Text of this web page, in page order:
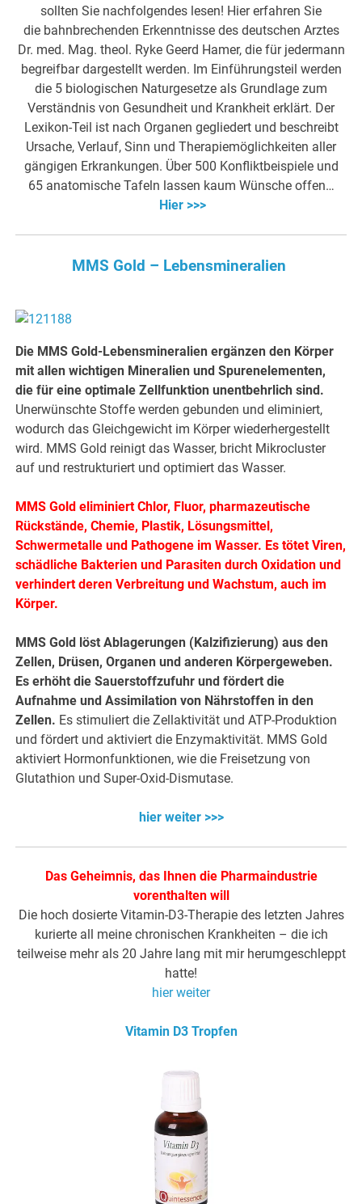
sollten Sie nachfolgendes lesen! Hier erfahren Sie
die bahnbrechenden Erkenntnisse des deutschen Arztes
Dr. med. Mag. theol. Ryke Geerd Hamer, die für jedermann
begreifbar dargestellt werden. Im Einführungsteil werden
die 5 biologischen Naturgesetze als Grundlage zum
Verständnis von Gesundheit und Krankheit erklärt. Der
Lexikon-Teil ist nach Organen gegliedert und beschreibt
Ursache, Verlauf, Sinn und Therapiemöglichkeiten aller
gängigen Erkrankungen. Über 500 Konfliktbeispiele und
65 anatomische Tafeln lassen kaum Wünsche offen…
Hier >>>
MMS Gold – Lebensmineralien
Die MMS Gold-Lebensmineralien ergänzen den Körper
mit allen wichtigen Mineralien und Spurenelementen,
die für eine optimale Zellfunktion unentbehrlich sind.
Unerwünschte Stoffe werden gebunden und eliminiert,
wodurch das Gleichgewicht im Körper wiederhergestellt
wird. MMS Gold reinigt das Wasser, bricht Mikrocluster
auf und restrukturiert und optimiert das Wasser.
MMS Gold eliminiert Chlor, Fluor, pharmazeutische
Rückstände, Chemie, Plastik, Lösungsmittel,
Schwermetalle und Pathogene im Wasser. Es tötet Viren,
schädliche Bakterien und Parasiten durch Oxidation und
verhindert deren Verbreitung und Wachstum, auch im
Körper.
MMS Gold löst Ablagerungen (Kalzifizierung) aus den
Zellen, Drüsen, Organen und anderen Körpergeweben.
Es erhöht die Sauerstoffzufuhr und fördert die
Aufnahme und Assimilation von Nährstoffen in den
Zellen. Es stimuliert die Zellaktivität und ATP-Produktion
und fördert und aktiviert die Enzymaktivität. MMS Gold
aktiviert Hormonfunktionen, wie die Freisetzung von
Glutathion und Super-Oxid-Dismutase.
hier weiter >>>
Das Geheimnis, das Ihnen die Pharmaindustrie
vorenthalten will
Die hoch dosierte Vitamin-D3-Therapie des letzten Jahres
kurierte all meine chronischen Krankheiten – die ich
teilweise mehr als 20 Jahre lang mit mir herumgeschleppt
hatte!
hier weiter
Vitamin D3 Tropfen